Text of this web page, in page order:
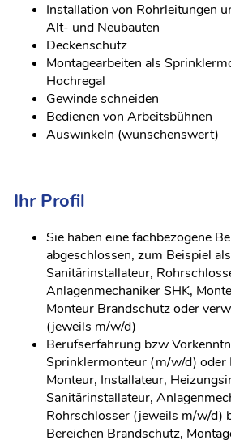
Installation von Rohrleitungen
Alt- und Neubauten
Deckenschutz
Montagearbeiten als
Hochregal
Gewinde schneiden
Bedienen von Arbeitsbühnen
Auswinkeln (wünschenswert)
Ihr Profil
Sie haben eine fachbezogene
abgeschlossen, zum Beispiel
Sanitärinstallateur,
Anlagenmechaniker SHK,
Monteur Brandschutz oder
(jeweils m/w/d)
Berufserfahrung bzw
Sprinklermonteur (m/w/d) oder
Monteur, Installateur,
Sanitärinstallateur,
Rohrschlosser (jeweils m/w/d)
Bereichen Brandschutz,